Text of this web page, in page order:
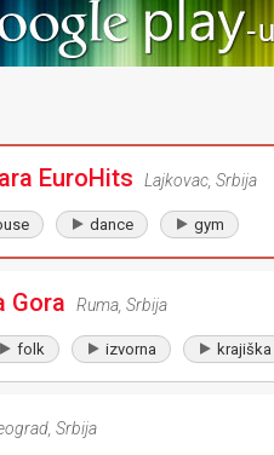
EuroHits Lajkovac Srbija
dance gym
Gora Ruma Srbija
folk izvorna krajiška
Srbija